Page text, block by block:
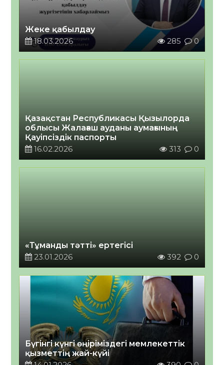
Жеке қабылдау
18.03.2026
285 0
Қазақстан Республикасы Қызылорда
облысы Жалағаш ауданы аумағының
Қауіпсіздік паспорты
16.02.2026
313 0
«Тұманды тәтті» ертегісі
23.01.2026
392 0
Бүгінгі күнгі өңіріміздегі мемлекеттік
қызметтің жай-күйі